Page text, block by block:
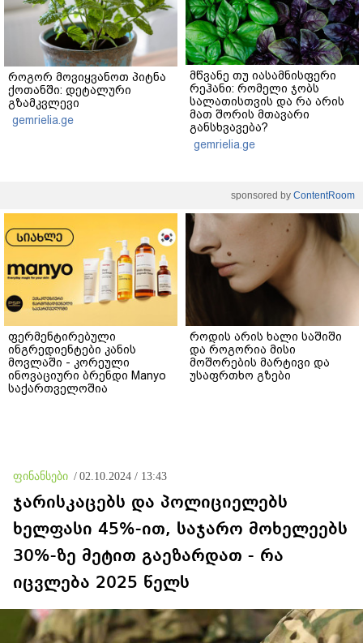
როგორ მოვიყვანოთ პიტნა
ქოთანში: დეტალური
გზამკვლევი
gemrielia.ge
მწვანე თუ იასამნისფერი
რეჰანი: რომელი ჯობს
სალათისთვის და რა არის
მათ შორის მთავარი
განსხვავება?
gemrielia.ge
sponsored by ContentRoom
ფერმენტირებული
ინგრედიენტები კანის
მოვლაში - კორეული
ინოვაციური ბრენდი Manyo
საქართველოშია
როდის არის ხალი საშიში
და როგორია მისი
მოშორების მარტივი და
უსაფრთხო გზები
ფინანსები / 02.10.2024 / 13:43
ჯარისკაცებს და პოლიციელებს
ხელფასი 45%-ით, საჯარო მოხელეებს
30%-ზე მეტით გაეზარდათ - რა
იცვლება 2025 წელს